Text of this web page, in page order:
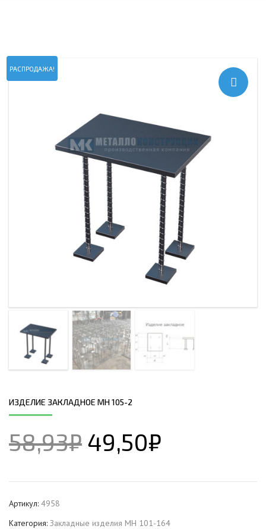
РАСПРОДАЖА!
ИЗДЕЛИЕ ЗАКЛАДНОЕ МН 105-2
58,93₽ 49,50₽
Артикул: 4958
Категория: Закладные изделия МН 101-164